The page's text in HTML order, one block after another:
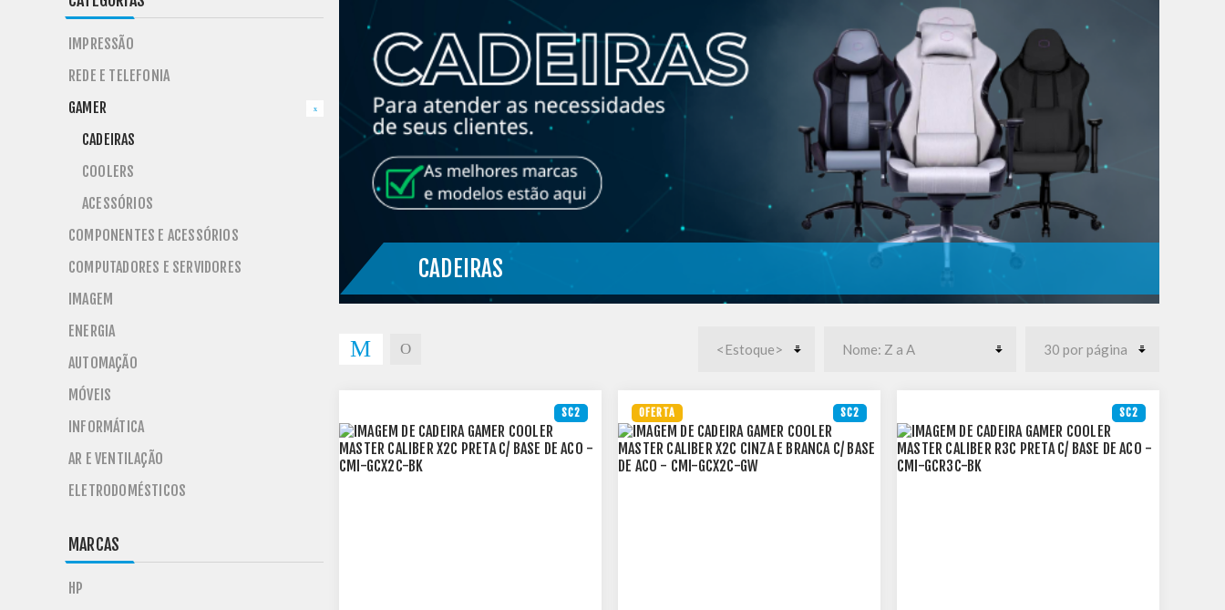
CADEIRAS
SC2 SC2
OFERTA SC2
IMPRESSÃO
REDE E TELEFONIA
GAMER
CADEIRAS
COOLERS
ACESSÓRIOS
COMPONENTES E ACESSÓRIOS
COMPUTADORES E SERVIDORES
IMAGEM
ENERGIA
AUTOMAÇÃO
MÓVEIS
INFORMÁTICA
AR E VENTILAÇÃO
ELETRODOMÉSTICOS
MARCAS
HP